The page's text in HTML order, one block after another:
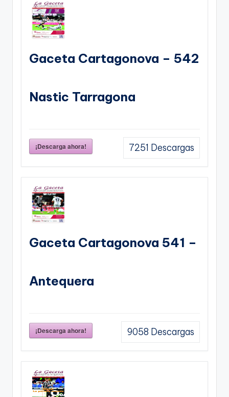
Gaceta Cartagonova – 542
Nastic Tarragona
¡Descarga ahora! 7251 Descargas
Gaceta Cartagonova 541 –
Antequera
¡Descarga ahora! 9058 Descargas